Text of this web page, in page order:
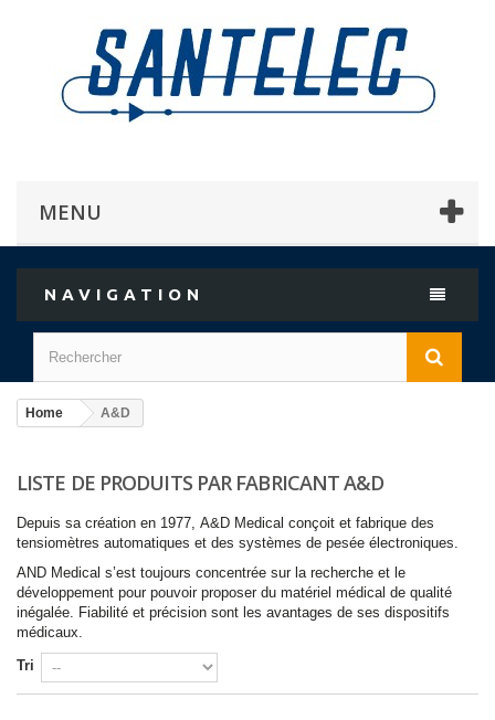
MENU
NAVIGATION
Home A&D
LISTE DE PRODUITS PAR FABRICANT A&D
Depuis sa création en 1977, A&D Medical conçoit et fabrique des
tensiomètres automatiques et des systèmes de pesée électroniques.
AND Medical s’est toujours concentrée sur la recherche et le
développement pour pouvoir proposer du matériel médical de qualité
inégalée. Fiabilité et précision sont les avantages de ses dispositifs
médicaux.
Tri